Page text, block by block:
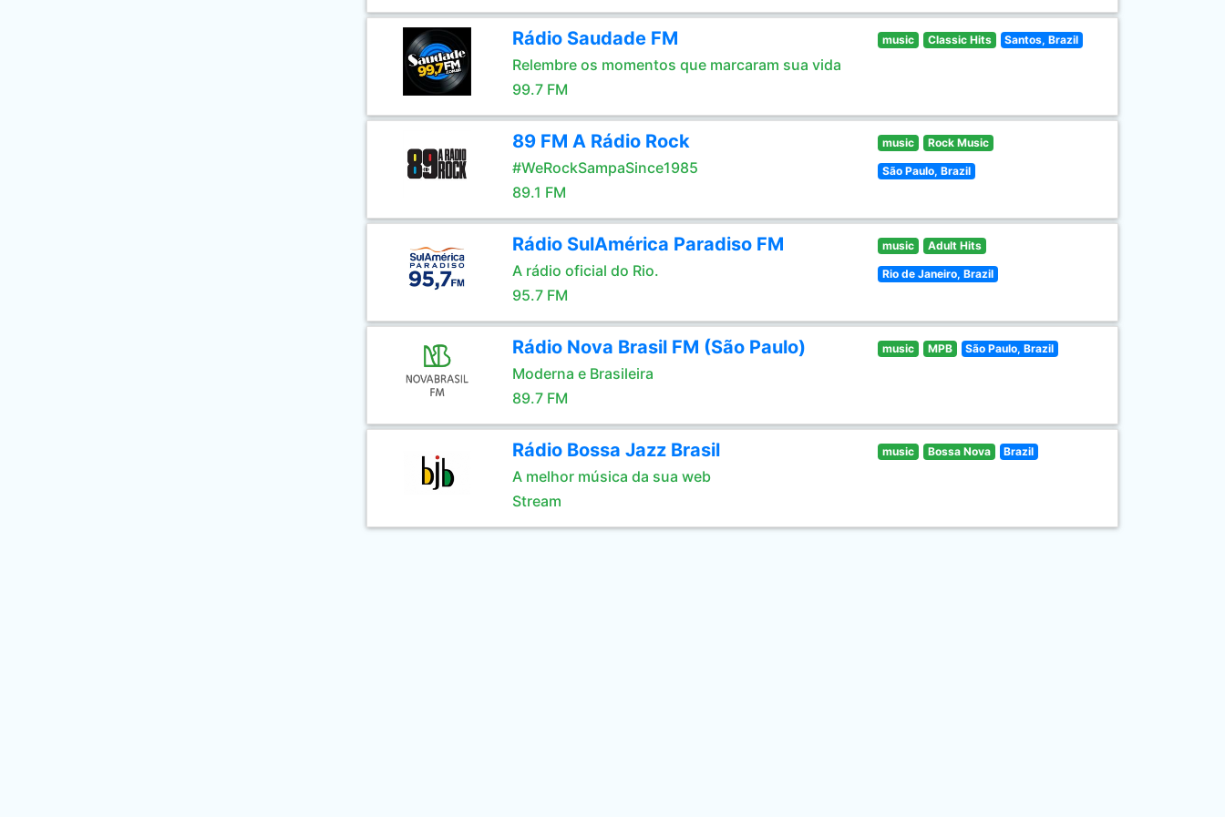
Rádio Saudade FM
Relembre os momentos que marcaram sua vida
99.7 FM
music Classic Hits Santos, Brazil
89 FM A Rádio Rock
#WeRockSampaSince1985
89.1 FM
music Rock Music
São Paulo, Brazil
Rádio SulAmérica Paradiso FM
A rádio oficial do Rio.
95.7 FM
music Adult Hits
Rio de Janeiro, Brazil
Rádio Nova Brasil FM (São Paulo)
Moderna e Brasileira
89.7 FM
music MPB São Paulo, Brazil
Rádio Bossa Jazz Brasil
A melhor música da sua web
Stream
music Bossa Nova Brazil